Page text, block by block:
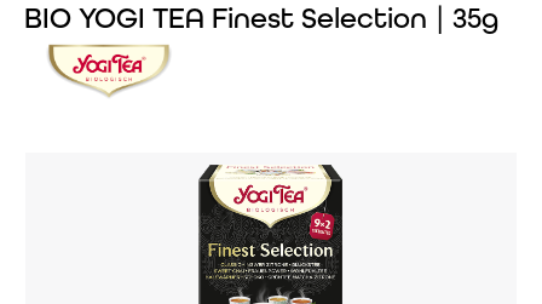
BIO YOGI TEA Finest Selection | 35g
Bildergalerie überspringen